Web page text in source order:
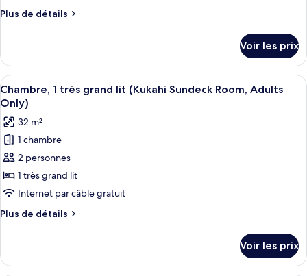
2
véranda
(Hokupa'a
Tower,
Extended
Lanai)
Plus de détails
Plus
le
type
de
chambre
Chambre,
2
grands
lits,
véranda
(Hokupa'a
Extended
Lanai)
Voir les prix
Afficher
toutes
les
photos
pour
ce
type
de
chambre :
Chambre,
très
grand
Une chambre d’hôtel moderne
5
Chambre, 1 très grand lit (Kukahi Sundeck Room, Adults
Only)
32 m²
1 chambre
2 personnes
1 très grand lit
Internet par câble gratuit
Plus de détails
Plus
le
Voir les prix